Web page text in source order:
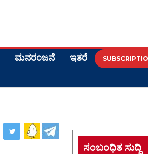
ಮನರಂಜನೆ ಇತರೆ
ಸಂಬಂಧಿತ ಸುದ್ದಿ